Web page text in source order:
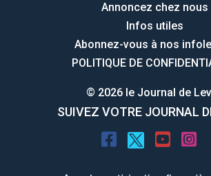
Annoncez chez nous
Infos utiles
Abonnez-vous à nos
POLITIQUE DE
© 2026 le Journal de
SUIVEZ VOTRE JOURNAL